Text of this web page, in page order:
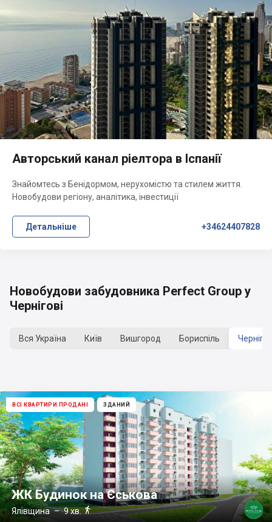
Авторський канал ріелтора в Іспанії
Знайомтесь з Бенідормом, нерухомістю та стилем життя.
Новобудови регіону, аналітика, інвестиції
Детальніше +34624407828
Новобудови забудовника Perfect Group у
Чернігові
Вся Україна Київ Вишгород Бориспіль Чернігів
ВСІ КВАРТИРИ ПРОДАНІ ЗДАНИЙ
ЖК Будинок на Єськова
Ялівщина– 9 хв. 